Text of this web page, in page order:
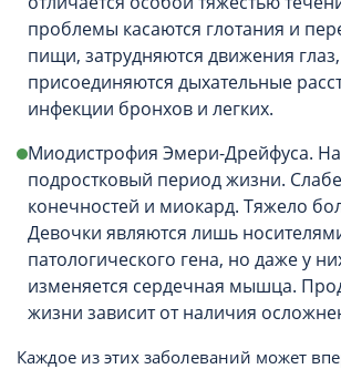
проблемы касаются глотания и
пищи, затрудняются движения
присоединяются дыхательные
инфекции бронхов и легких.
Миодистрофия Эмери-Дрейфуса.
подростковый период жизни.
конечностей и миокард. Тяжело
Девочки являются лишь
патологического гена, но даже у
изменяется сердечная мышца.
жизни зависит от наличия
Каждое из этих заболеваний может